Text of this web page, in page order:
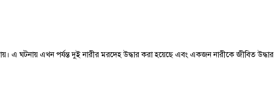
এ ঘটনায় এখন পর্যন্ত দুই নারীর মরদেহ উদ্ধার করা হয়েছে এবং একজন নারীকে জীবিত উদ্ধার